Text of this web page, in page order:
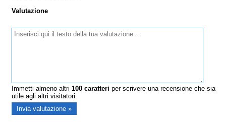
Valutazione
Immetti almeno altri100 caratteri per scrivere una recensione che sia
utile agli altri visitatori.